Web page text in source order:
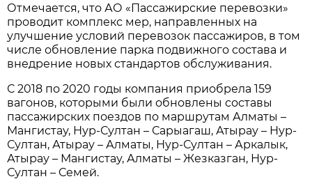
Отмечается, что АО «Пассажирские перевозки»
проводит комплекс мер, направленных на
улучшение условий перевозок пассажиров, в том
числе обновление парка подвижного состава и
внедрение новых стандартов обслуживания.
С 2018 по 2020 годы компания приобрела 159
вагонов, которыми были обновлены составы
пассажирских поездов по маршрутам Алматы –
Мангистау, Нур-Султан – Сарыагаш, Атырау – Нур-
Султан, Атырау – Алматы, Нур-Султан – Аркалык,
Атырау – Мангистау, Алматы – Жезказган, Нур-
Султан – Семей.